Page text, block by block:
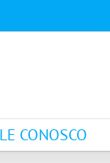
CONOSCO